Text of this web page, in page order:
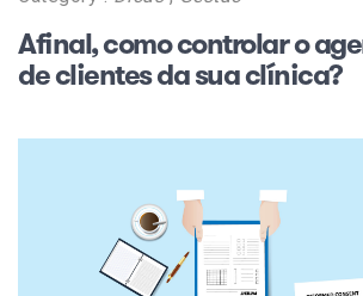
Afinal, como controlar o
de clientes da sua clínica?